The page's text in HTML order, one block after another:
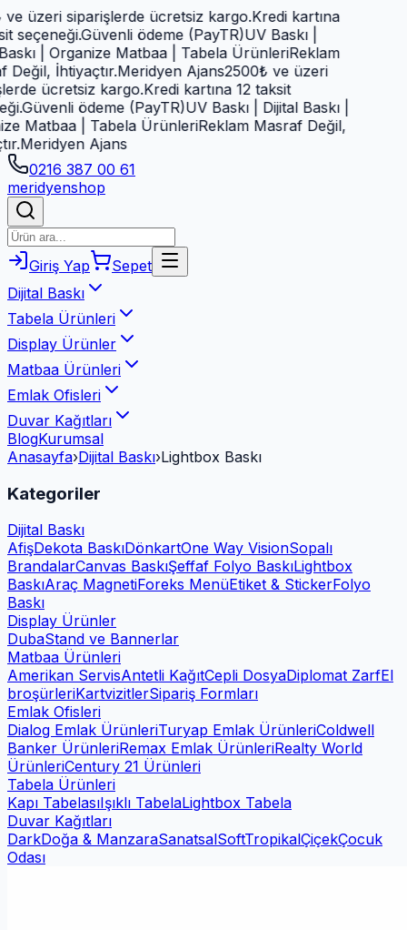
üzeri siparişlerde ücretsiz kargo.Kredi kartına
seçeneği.Güvenli ödeme (PayTR)UV Baskı |
| Organize Matbaa | Tabela ÜrünleriReklam
İhtiyaçtır.Meridyen Ajans2500₺ ve üzeri
ücretsiz kargo.Kredi kartına 12 taksit
Güvenli ödeme (PayTR)UV Baskı | Dijital Baskı |
Matbaa | Tabela ÜrünleriReklam Masraf Değil,
Meridyen Ajans
0216 387 00 61
meridyenshop
Giriş Yap
Sepet
Dijital Baskı
Tabela Ürünleri
Display Ürünler
Matbaa Ürünleri
Emlak Ofisleri
Duvar Kağıtları
BlogKurumsal
Anasayfa›Dijital Baskı›Lightbox Baskı
Kategoriler
Dijital Baskı
AfişDekota BaskıDönkartOne Way VisionSopalı
BrandalarCanvas BaskıŞeffaf Folyo BaskıLightbox
BaskıAraç MagnetiForeks MenüEtiket & StickerFolyo
Baskı
Display Ürünler
DubaStand ve Bannerlar
Matbaa Ürünleri
Amerikan ServisAntetli KağıtCepli DosyaDiplomat ZarfEl
broşürleriKartvizitlerSipariş Formları
Emlak Ofisleri
Dialog Emlak ÜrünleriTuryap Emlak ÜrünleriColdwell
Banker ÜrünleriRemax Emlak ÜrünleriRealty World
ÜrünleriCentury 21 Ürünleri
Tabela Ürünleri
Kapı TabelasıIşıklı TabelaLightbox Tabela
Duvar Kağıtları
DarkDoğa & ManzaraSanatsalSoftTropikalÇiçekÇocuk
Odası